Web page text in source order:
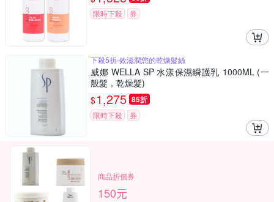
限時下殺 券
下殺5折-效滋潤您的乾燥髮絲
威娜 WELLA SP 水漾保濕瞬護乳 1000ML (一
般髮，乾燥髮)
$1,275 85折
限時下殺 券
商品折價券
150元